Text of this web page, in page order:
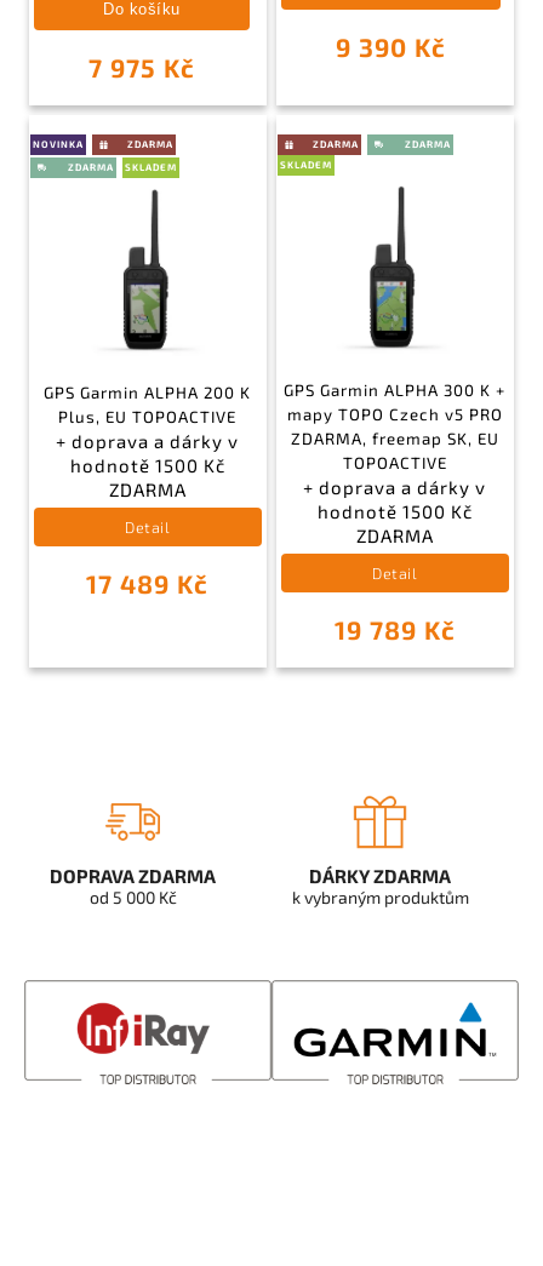
7 975 Kč
Do košíku
9 390 Kč
NOVINKA
SKLADEM
GPS Garmin ALPHA 200 K
Plus, EU TOPOACTIVE
+ doprava a dárky v
hodnotě 1500 Kč
ZDARMA
17 489 Kč
Detail
SKLADEM
GPS Garmin ALPHA 300 K +
mapy TOPO Czech v5 PRO
ZDARMA, freemap SK, EU
TOPOACTIVE
+ doprava a dárky v
hodnotě 1500 Kč
ZDARMA
19 789 Kč
Detail
DOPRAVA ZDARMA
od 5 000 Kč
DÁRKY ZDARMA
k vybraným produktům